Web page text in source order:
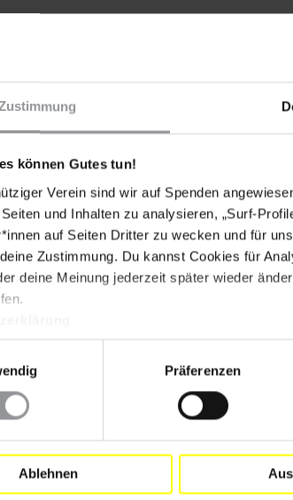
können Gutes tun!
Verein sind wir auf Spenden
und Inhalten zu analysieren, „Surf-
auf Seiten Dritter zu wecken und für
Zustimmung. Du kannst Cookies für
deine Meinung jederzeit später wieder
Präferenzen
Ablehnen
Trans- und
von Vilnius das Standesamt an, die
die die gesetzliche Anerkennung
Operation
Fall dem Standesamt die Anweisung, die
einer transgeschlechtlichen Person zu
eine Änderung des Gesetzes
als Familienangehörige
von der Inanspruchnahme von
verhindern u. a. die rechtliche
über einen von der politischen Partei
Seine Verabschiedung hätte
in Fällen, in denen die
oder die Schwangerschaft